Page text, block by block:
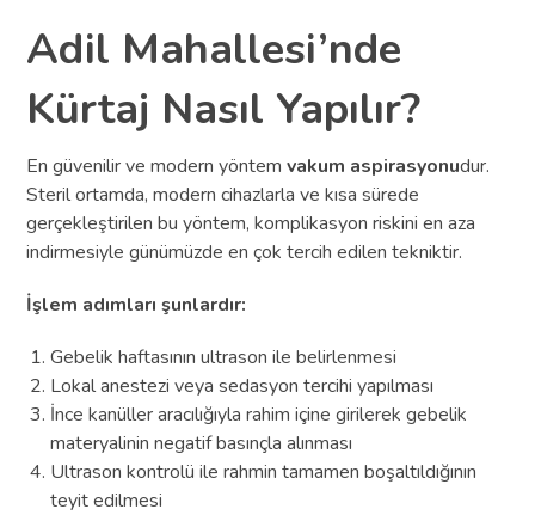
Adil Mahallesi’nde
Kürtaj Nasıl Yapılır?
En güvenilir ve modern yöntemvakum aspirasyonudur.
Steril ortamda, modern cihazlarla ve kısa sürede
gerçekleştirilen bu yöntem, komplikasyon riskini en aza
indirmesiyle günümüzde en çok tercih edilen tekniktir.
İşlem adımları şunlardır:
Gebelik haftasının ultrason ile belirlenmesi
Lokal anestezi veya sedasyon tercihi yapılması
İnce kanüller aracılığıyla rahim içine girilerek gebelik
materyalinin negatif basınçla alınması
Ultrason kontrolü ile rahmin tamamen boşaltıldığının
teyit edilmesi